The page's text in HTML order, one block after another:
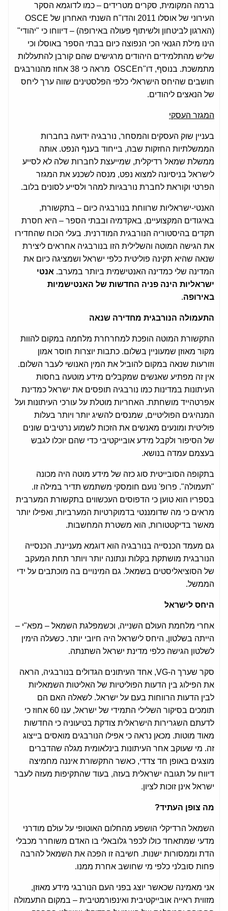
ברמה המקומית, סקרים מטרידים – כמו לדוגמא הסקר
העירוני של אוסלו 2011 והדו"ח השנתי האחרון של OSCE
(הארגון לביטחון ולשיתוף פעולה באירופה) – דיווחו כי "יהודי"
הינו מילת הגנאי הכי הנפוצה כיום בבתי הספר באוסלו וכי
שליש מהתלמידים היהודים מרגישים שהם קורבן להתעללות
מתמשכת. בנוסף, דו"חOSCE מראה כי 38 אחוז מהנורבגים
חושבים שהיחס הישראלי כלפי הפלסטינים שווה ערך ליחס
של הנאצים ליהודים.
המגזר העסקי
בעניין שוק העסקים והמסחר, נורבגיה ידועה בחברות
הממשלתיות החזקות שבה, בייחוד בענף הנפט. אותה
ממשלת שמאל רדיקלית, שמייעצת לחברות שלה לא לסייע
לישראל בניסיונה למצוא נפט, מנסה לשכנע את המגזר
הפרטי וקוראת לחברת נורבגיות למהר ולסייע לסונים בלוב.
האנטי-ישראליות שרווחת בנורבגיה כיום – בתקשורת,
באיגודים המקצועיים, באקדמיה ובבתי הספר – היא חסרת
תקדים בהיסטוריה הנורבגית המודרנית. בעלי הכוח שהחדירו
את הגישה המוטה והשלילית הזו בנורבגיה אחראים ליצירת
שנאה שהיא תקינה פוליטית כלפי ישראל ושמציגה כיום את
המדינה שלי כמדינה האנטישמית ביותר במערב. אנטי
ישראליות הינה פניה החדשות של האנטישמיות
באירופה.
התעמולה הנורבגית מחדירה שנאה
התקשורת המוטה הופכת למחרחרת מלחמה במקום להוות
מקור מאוזן שמעוניין בשלום. כתבות יוצרות חוסר אמון
וזורעות שנאה במקום להוביל את המין האנושי לעבר השלום.
אין זה מפתיע שאנשים שמקבלים מידע מוטעה בחסות
העיתונות במדינות כמו נורבגיה תופסים את ישראל כמדינת
אפרטהייד מושחתת. האחריות מוטלת על עורכי העיתונות ועל
המנהיגים הפוליטיים, שמנסים להשיג יותר ויותר בעלות
פוליטית ומונעים מאנשים את הזכות לשמוע נרטיבים שונים
של הסיפור ולקבל מידע אובייקטיבי כדי שהם יוכלו לגבש
בעצמם עמדה בנושא.
בתקופה הסובייטית סוג כזה של מידע מוטה היה מכונה
"תעמולה". פרופ' נועם חומסקי משתמש תדיר במילה זו.
בספריו הוא טוען כי הדפוסים העכשווים בתקשורת המערבית
מראים כי מה שדומננטי בדמוקרטיות המערביות, ואפילו יותר
מאשר בדיקטטורות, הוא משטרת המחשבות.
גם מעמד הכנסייה בנורבגיה הוא דוגמא מעניינת. הכנסייה
הנורבגית מושתקת בקלות ונתונה יותר ויותר תחת המעקב
של הסוציאליסטים בשמאל. גם המינויים בה מוכתבים על ידי
הממשל.
היחס לישראל
אחרי מלחמת העולם השנייה, וכשמפלגת השמאל – מפא"י –
הייתה בשלטון, היחס לישראל היה חיובי יותר. כשעלה הימין
לשלטון הגישה כלפי מדינת ישראל השתנתה.
סקר שערך ה-VG, אחד העיתונים הגדולים בנורבגיה, הראה
את הפילוג בין הדעות הפוליטיות של האליטות השמאליות
לבין הדעות הרווחות בעם על ישראל. לשאלה האם הם
תומכים בסיקור השלילי התמידי של ישראל, ענו 60 אחוז כי
לדעתם השגרירות הישראלית צודקת בטיעוניה כי החדשות
מאוד מוטות. מכאן נראה כי אפילו הנורבגים מואסים בייצוג
זה. מי שעוקב אחר העיתונות בינלאומית מגלה שהדברים
מוצגים באופן חד צדדי, כאשר התקשורת איננה מחמיצה
דיווח על תגובה ישראלית בעזה, בעוד שהתקיפות מעזה לעבר
ישראל אינן זוכות לציון.
מה צופן העתיד?
השמאל הרדיקלי הושפע מהחלום האוטופי על עולם מודרני
מדעי שמתאחד כולו לכפר גלובאלי בו האדם משוחרר מכבלי
הדת וממסורות ישנות. חשיבה זו הפכה את השמאל להרבה
פחות סובלני כלפי מי שחושב אחרת ממנו.
אני מאמינה שכאשר יוצג בפני העם הנורבגי מידע מאוזן,
מזווית ראייה אובייקטיבית ואינפורמטיבית – במקום התעמולה